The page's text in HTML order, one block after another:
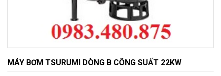
MÁY BƠM TSURUMI DÒNG B CÔNG SUẤT 22KW